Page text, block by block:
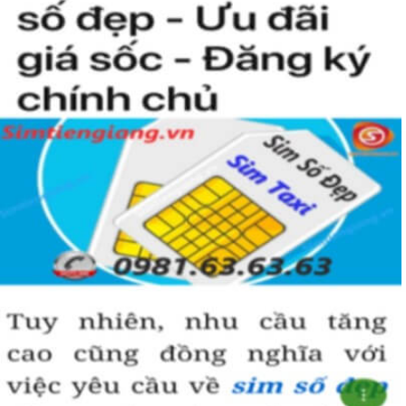
Người mệnh này sử dụng sim điện thoại chứa số 8 sẽ mang lại
nhiều may mắn và tài lộc.
Ngoài ra khi lựa chọn sim số đẹp chúng ta nên chọn dãy số âm
dương hài hòa và có tổng số nút cao, như vậy việc làm ăn sẽ gặp
nhiều thuận lợi và suôn sẻ hơn.
Hãy lựa chọn sim lục quý 8 hợp phong thủy và vận mệnh để đem
đến vượng khí và may mắn trong công danh, sự nghiệp.
Hướng dẫn mua Sim Lục Quý 8 tại
Simtiengiang.vn.
Sim Tiền Giang là đơn vị cung cấp sim số đẹp lục quý 8, sim giá rẻ
uy tín chất lượng.
Chọn mua sim số đẹp thường mất nhiều thời gian ở khoản lựa số,
một số phải vừa đẹp, vừa tốt về phong thủy thì mới là sim hoàn
hảo. Vậy phải làm sao?
- Cách nhanh nhất để chọn mua được sim lục quý 8 là bạn vào
trang chủ của Sim Tiền Giang, chọn mục “Sim giảm giá “ ở ngay
đầu trang chủ. Đây là danh sách sim được đại lý giảm giá vì một số